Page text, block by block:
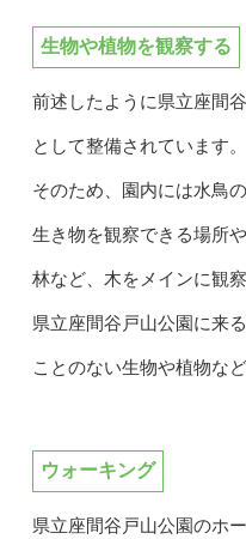
生物や植物を観察する
前述したように県立座間
として整備されています。
そのため、園内には水鳥
生き物を観察できる場所
林など、木をメインに観
県立座間谷戸山公園に来
ことのない生物や植物な
ウォーキング
県立座間谷戸山公園のホ